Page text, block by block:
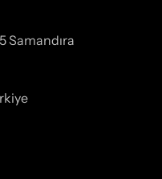
Samandıra